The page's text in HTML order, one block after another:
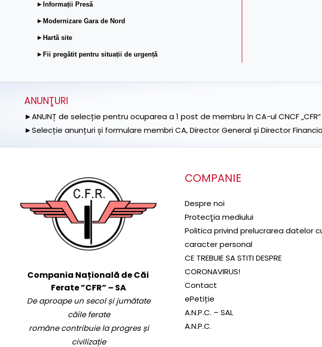
►Informații Presă
►Modernizare Gara de Nord
►Hartă site
►Fii pregătit pentru situații de urgență
ANUNŢURI
►ANUNȚ de selecție pentru ocuparea a 1 post de membru în CA-ul CNCF
►Selecție anunțuri și formulare membri CA, Director General și Director
Compania Națională de Căi
Ferate ”CFR” – SA
De aproape un secol și jumătate
căile ferate
române contribuie la progres și
civilizație
COMPANIE
Despre noi
Protecţia mediului
Politica privind prelucrarea datelor
caracter personal
CE TREBUIE SA STITI DESPRE
CORONAVIRUS!
Contact
ePetiție
A.N.P.C. – SAL
A.N.P.C.